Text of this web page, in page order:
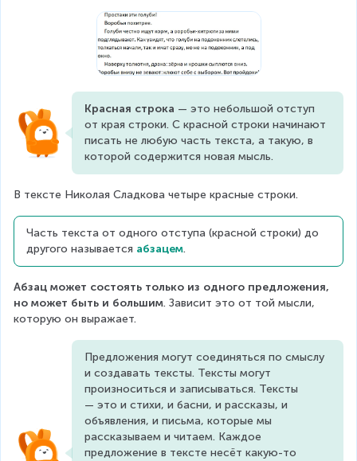
Красная строка — это небольшой отступ
от края строки. С красной строки начинают
писать не любую часть текста, а такую, в
которой содержится новая мысль.
В тексте Николая Сладкова четыре красные строки.
Часть текста от одного отступа (красной строки) до
другого называется абзацем.
Абзац может состоять только из одного предложения,
но может быть и большим. Зависит это от той мысли,
которую он выражает.
Предложения могут соединяться по смыслу
и создавать тексты. Тексты могут
произноситься и записываться. Тексты
— это и стихи, и басни, и рассказы, и
объявления, и письма, которые мы
рассказываем и читаем. Каждое
предложение в тексте несёт какую-то